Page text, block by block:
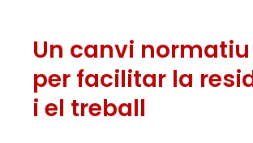
Un canvi
per facilitar la
i el treball